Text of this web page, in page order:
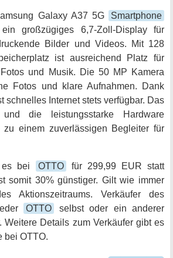
Galaxy A37 5G
Smartphone
großzügiges 6,7-Zoll-Display für
Bilder und Videos. Mit 128
ist ausreichend Platz für
und Musik. Die 50 MP Kamera
Fotos und klare Aufnahmen. Dank
schnelles Internet stets verfügbar. Das
die leistungsstarke Hardware
zu einem zuverlässigen Begleiter für
es bei OTTO
für 299,99 EUR statt
somit 30% günstiger. Gilt wie immer
Aktionszeitraums. Verkäufer des
OTTO
selbst oder ein anderer
Weitere Details zum Verkäufer gibt es
bei OTTO.